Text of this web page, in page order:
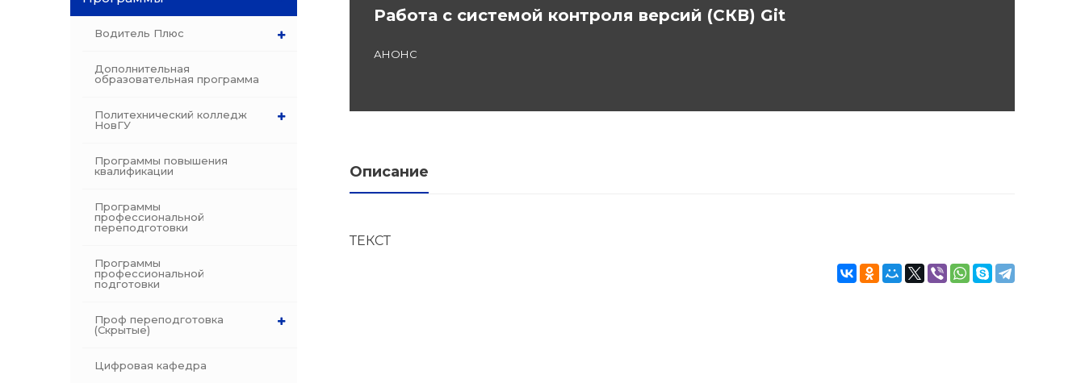
Программы
профессиональной
Проф переподготовка
Цифровая кафедра
Водитель Плюс
Дополнительная
образовательная программа
Политехнический колледж
НовГУ
Программы повышения
квалификации
Программы
профессиональной
переподготовки
Программы
профессиональной
подготовки
Проф переподготовка
(Скрытые)
Цифровая кафедра
Работа с системой контроля версий (СКВ) Git
АНОНС
Описание
ТЕКСТ